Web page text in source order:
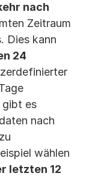
nach
Zeitraum
Dies kann
24
gibt es
nach
wählen
letzten 12